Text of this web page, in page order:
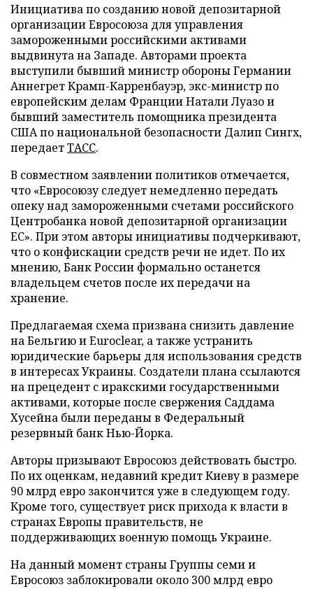
Инициатива по созданию новой депозитарной
организации Евросоюза для управления
замороженными российскими активами
выдвинута на Западе. Авторами проекта
выступили бывший министр обороны Германии
Аннегрет Крамп-Карренбауэр, экс-министр по
европейским делам Франции Натали Луазо и
бывший заместитель помощника президента
США по национальной безопасности Далип Сингх,
передаетТАСС.
В совместном заявлении политиков отмечается,
что «Евросоюзу следует немедленно передать
опеку над замороженными счетами российского
Центробанка новой депозитарной организации
ЕС». При этом авторы инициативы подчеркивают,
что о конфискации средств речи не идет. По их
мнению, Банк России формально останется
владельцем счетов после их передачи на
хранение.
Предлагаемая схема призвана снизить давление
на Бельгию и Euroclear, а также устранить
юридические барьеры для использования средств
в интересах Украины. Создатели плана ссылаются
на прецедент с иракскими государственными
активами, которые после свержения Саддама
Хусейна были переданы в Федеральный
резервный банк Нью-Йорка.
Авторы призывают Евросоюз действовать быстро.
По их оценкам, недавний кредит Киеву в размере
90 млрд евро закончится уже в следующем году.
Кроме того, существует риск прихода к власти в
странах Европы правительств, не
поддерживающих военную помощь Украине.
На данный момент страны Группы семи и
Евросоюз заблокировали около 300 млрд евро